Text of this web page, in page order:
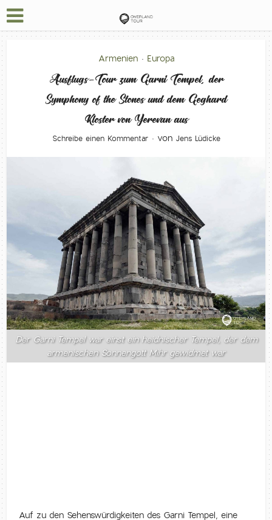
Armenien • Europa
Ausflugs-Tour zum Garni Tempel, der
Symphony of the Stones und dem Geghard
Kloster von Yerevan aus
Schreibe einen Kommentar von Jens Lüdicke
Der Garni Tempel war einst ein heidnischer Tempel, der dem
armenischen Sonnengott Mihr gewidmet war
Auf zu den Sehenswürdigkeiten des Garni Tempel, eine